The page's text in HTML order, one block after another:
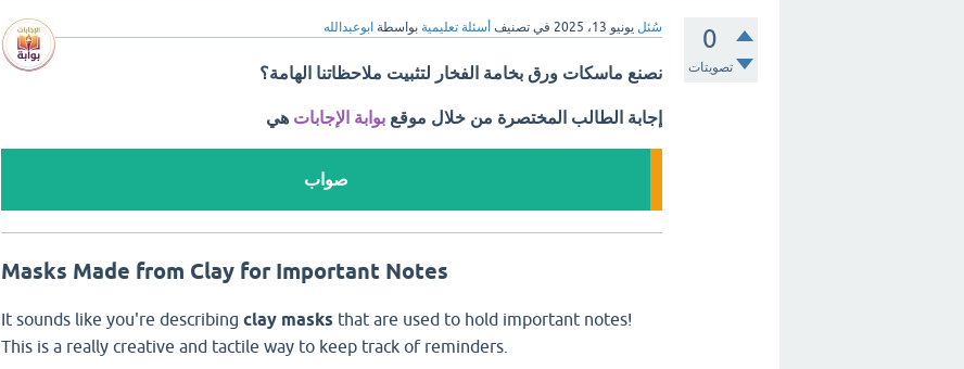
0
تصويتات
سُئل يونيو 13، 2025 في تصنيف أسئلة تعليمية بواسطة ابوعبدالله
نصنع ماسكات ورق بخامة الفخار لتثبيت ملاحظاتنا الهامة؟
إجابة الطالب المختصرة من خلال موقع بوابة الإجابات هي
صواب
Masks Made from Clay for Important Notes
It sounds like you're describingclay masks that are used to hold important notes!
This is a really creative and tactile way to keep track of reminders.